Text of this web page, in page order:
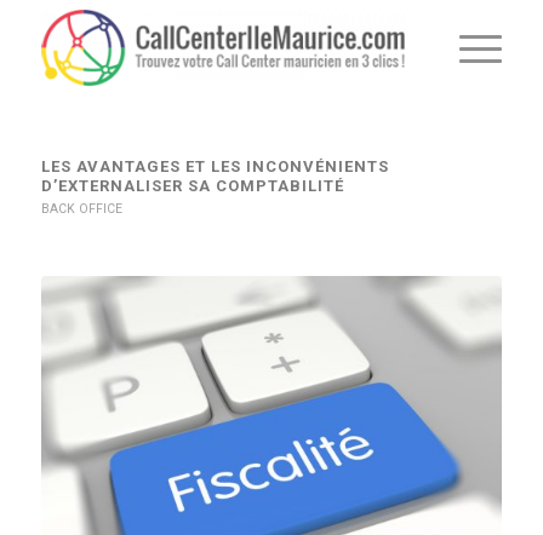
LES AVANTAGES ET LES INCONVÉNIENTS
D’EXTERNALISER SA COMPTABILITÉ
BACK OFFICE